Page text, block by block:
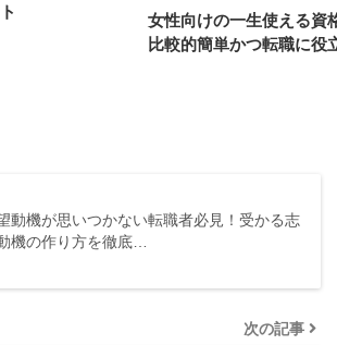
女性向けの一生使える資
比較的簡単かつ転職に役
動機が思いつかない転職者必見！受かる志
機の作り方を徹底…
次の記事